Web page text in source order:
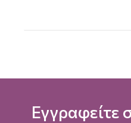
Εγγραφείτε